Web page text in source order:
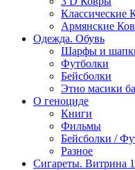
Классические
Армянские
Одежда. Обувь
Шарфы и
Футболки
Бейсболки
Этно масики
О геноциде
Книги
Фильмы
Бейсболки /
Разное
Сигареты. Витрина